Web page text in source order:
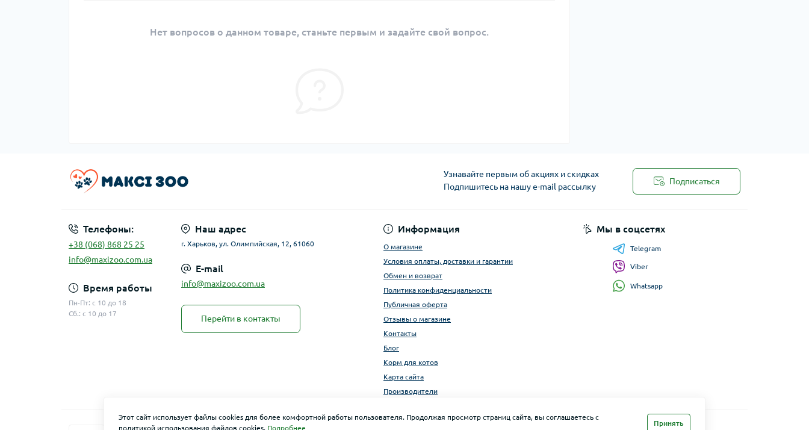
Нет вопросов о данном товаре, станьте первым и задайте свой вопрос.
Узнавайте первым об акциях и скидках
Подпишитесь на нашу e-mail рассылку
Подписаться
Телефоны:
+38 (068) 868 25 25
info@maxizoo.com.ua
Время работы
Пн-Пт: с 10 до 18
Сб.: с 10 до 17
Наш адрес
г. Харьков, ул. Олимпийская, 12, 61060
E-mail
info@maxizoo.com.ua
Перейти в контакты
Информация
О магазине
Условия оплаты, доставки и гарантии
Обмен и возврат
Политика конфиденциальности
Публичная оферта
Отзывы о магазине
Контакты
Блог
Корм для котов
Карта сайта
Производители
Мы в соцсетях
Telegram
Viber
Whatsapp
Этот сайт использует файлы cookies для более комфортной работы пользователя. Продолжая просмотр страниц сайта, вы соглашаетесь с
политикой использования файлов cookies. Подробнее
Принять